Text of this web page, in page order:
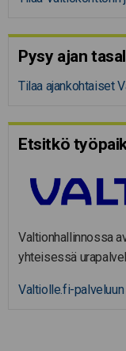
Pysy ajan
Tilaa ajankohtaiset
Etsitkö
Valtionhallinnossa
yhteisessä
Valtiolle.fi-palveluun